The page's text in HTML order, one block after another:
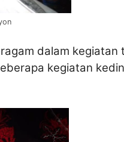
dalam
kegiatan